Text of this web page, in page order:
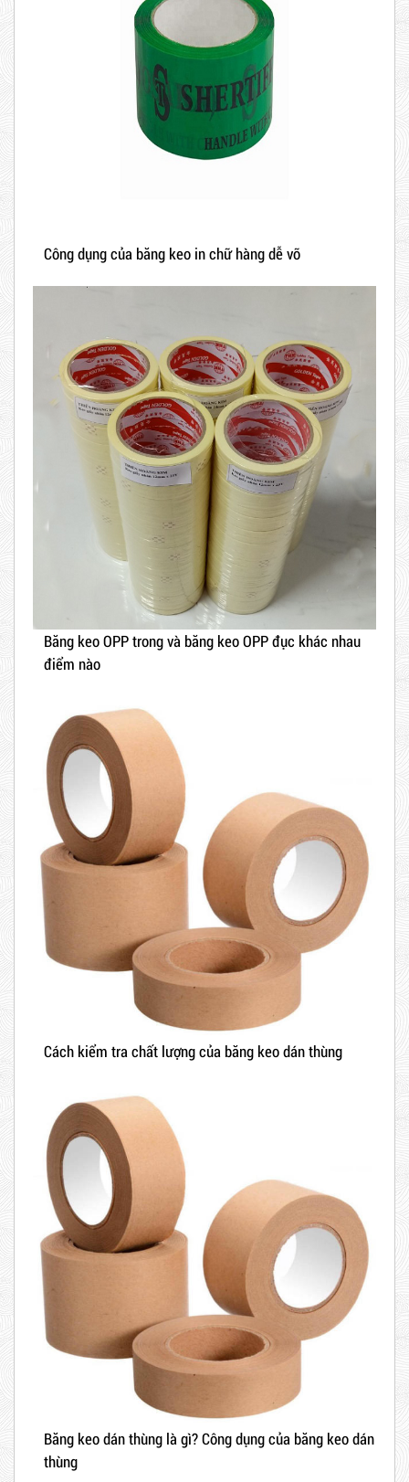
Công dụng của băng keo in chữ hàng dễ vỡ
Băng keo OPP trong và băng keo OPP đục khác nhau
điểm nào
Cách kiểm tra chất lượng của băng keo dán thùng
Băng keo dán thùng là gì? Công dụng của băng keo dán
thùng
Hot